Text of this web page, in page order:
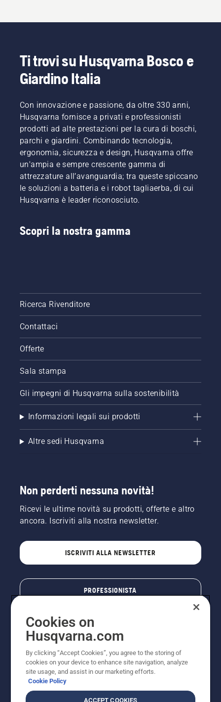
Ti trovi su Husqvarna Bosco e
Giardino Italia
Con innovazione e passione, da oltre 330 anni,
Husqvarna fornisce a privati e professionisti
prodotti ad alte prestazioni per la cura di boschi,
parchi e giardini. Combinando tecnologia,
ergonomia, sicurezza e design, Husqvarna offre
un'ampia e sempre crescente gamma di
attrezzature all’avanguardia; tra queste spiccano
le soluzioni a batteria e i robot tagliaerba, di cui
Husqvarna è leader riconosciuto.
Scopri la nostra gamma
Ricerca Rivenditore
Contattaci
Offerte
Sala stampa
Gli impegni di Husqvarna sulla sostenibilità
Informazioni legali sui prodotti
Altre sedi Husqvarna
Non perderti nessuna novità!
Ricevi le ultime novità su prodotti, offerte e altro
ancora. Iscriviti alla nostra newsletter.
ISCRIVITI ALLA NEWSLETTER
PROFESSIONISTA
© Husqvarna AB (publ). Tutti i diritti riservati. I prezzi
Cookies on
Husqvarna.com
By clicking “Accept Cookies”, you agree to the storing of
cookies on your device to enhance site navigation, analyze
site usage, and assist in our marketing efforts.
Cookie Policy
ACCEPT COOKIES